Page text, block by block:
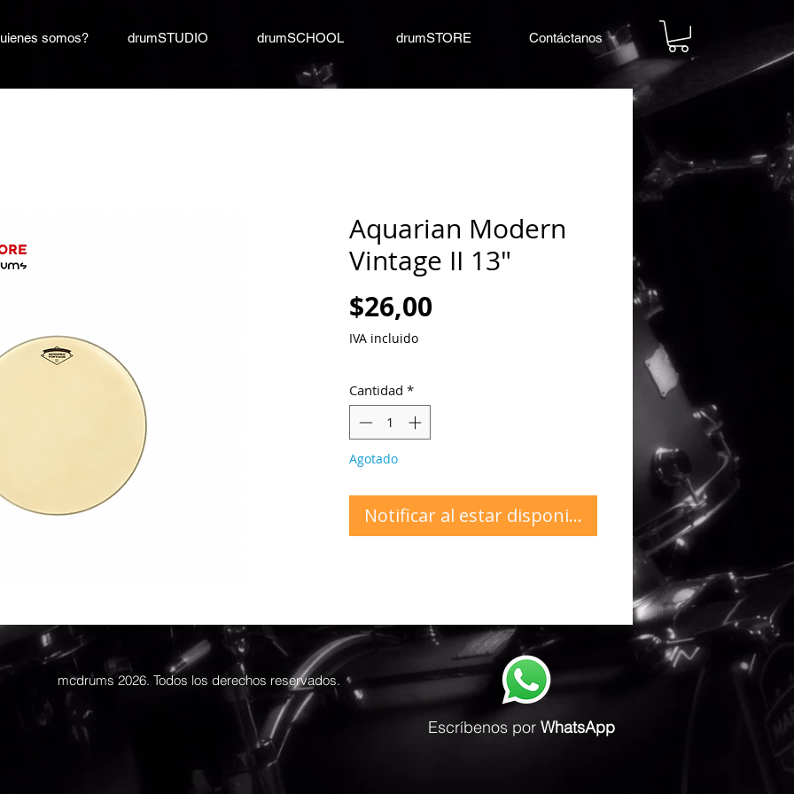
somos? drumSTUDIO drumSCHOOL drumSTORE Contáctanos
Aquarian Modern
Vintage II 13"
$26,00
IVA incluido
Cantidad *
Agotado
Notificar al estar disponible
mcdrums 2026. Todos los derechos reservados.
Escríbenos por WhatsApp